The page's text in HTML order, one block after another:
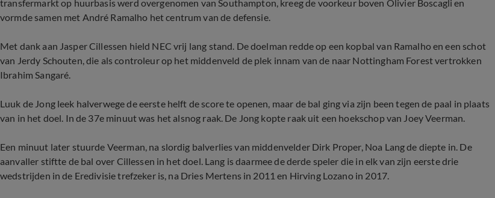
transfermarkt op huurbasis werd overgenomen van Southampton, kreeg de voorkeur boven Olivier Boscagli en
vormde samen met André Ramalho het centrum van de defensie.
Met dank aan Jasper Cillessen hield NEC vrij lang stand. De doelman redde op een kopbal van Ramalho en een schot
van Jerdy Schouten, die als controleur op het middenveld de plek innam van de naar Nottingham Forest vertrokken
Ibrahim Sangaré.
Luuk de Jong leek halverwege de eerste helft de score te openen, maar de bal ging via zijn been tegen de paal in plaats
van in het doel. In de 37e minuut was het alsnog raak. De Jong kopte raak uit een hoekschop van Joey Veerman.
Een minuut later stuurde Veerman, na slordig balverlies van middenvelder Dirk Proper, Noa Lang de diepte in. De
aanvaller stiftte de bal over Cillessen in het doel. Lang is daarmee de derde speler die in elk van zijn eerste drie
wedstrijden in de Eredivisie trefzeker is, na Dries Mertens in 2011 en Hirving Lozano in 2017.